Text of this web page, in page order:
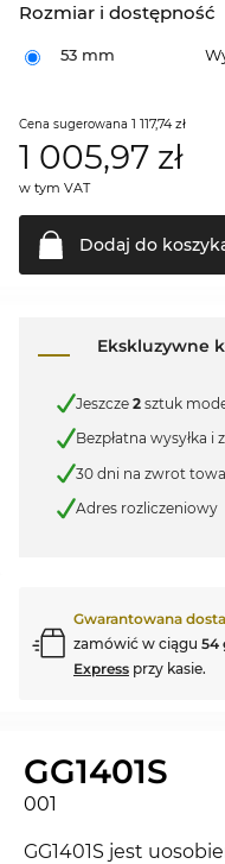
Rozmiar i dostępność
53 mm
Cena sugerowana 1 117,74 zł
1 005,97 zł
w tym VAT
Dodaj do
Ekskluzywne
Jeszcze 2 sztuk
Bezpłatna wysyłka i
30 dni na zwrot
Adres rozliczeniowy
Gwarantowana
zamówić w ciągu 54
Express przy kasie.
GG1401S
001
GG1401S jest